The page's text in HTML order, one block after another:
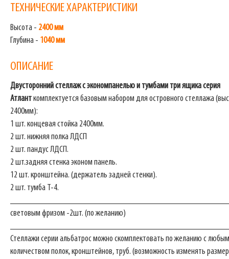
ТЕХНИЧЕСКИЕ ХАРАКТЕРИСТИКИ
Высота - 2400 мм
Глубина - 1040 мм
ОПИСАНИЕ
Двусторонний стеллаж с экономпанелью и тумбами три ящикасерия
Атланткомплектуется базовым набором для островного стеллажа
2400мм):
1 шт. концевая стойка 2400мм.
2 шт. нижняя полка ЛДСП
2 шт. пандус ЛДСП.
2 шт.задняя стенка эконом панель.
12 шт. кронштейна. (держатель задней стенки).
2 шт. тумба Т-4.
световым фризом -2шт. (по желанию)
Стеллажи серии альбатрос можно скомплектовать по желанию с любым
количеством полок, кронштейнов, труб. (возможность изменять